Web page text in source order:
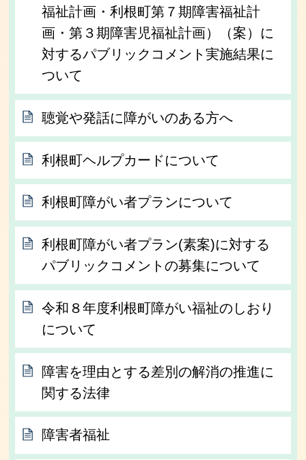
福祉計画・利根町第７期障害福祉計
画・第３期障害児福祉計画）（案）に
対するパブリックコメント実施結果に
ついて
聴覚や発話に障がいのある方へ
利根町ヘルプカードについて
利根町障がい者プランについて
利根町障がい者プラン(素案)に対する
パブリックコメントの募集について
令和８年度利根町障がい福祉のしおり
について
障害を理由とする差別の解消の推進に
関する法律
障害者福祉